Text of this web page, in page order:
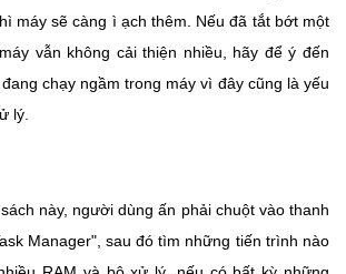
máy sẽ càng ì ạch thêm. Nếu đã tắt bớt một
vẫn không cải thiện nhiều, hãy để ý đến
chạy ngầm trong máy vì đây cũng là yếu
lý.
này, người dùng ấn phải chuột vào thanh
Manager", sau đó tìm những tiến trình nào